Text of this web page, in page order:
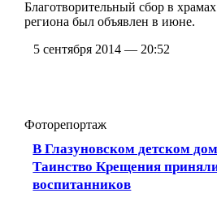
Благотворительный сбор в
региона был объявлен в июне.
5 сентября 2014 — 20:52
Фоторепортаж
В Глазуновском детском
Таинство Крещения
воспитанников